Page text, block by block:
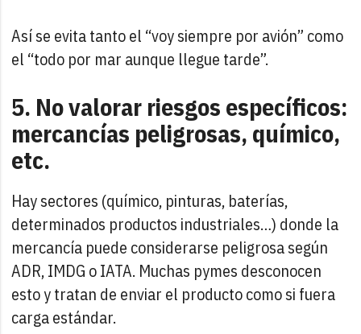
Así se evita tanto el “voy siempre por avión” como
el “todo por mar aunque llegue tarde”.
5. No valorar riesgos específicos:
mercancías peligrosas, químico,
etc.
Hay sectores (químico, pinturas, baterías,
determinados productos industriales…) donde la
mercancía puede considerarse peligrosa según
ADR, IMDG o IATA. Muchas pymes desconocen
esto y tratan de enviar el producto como si fuera
carga estándar.